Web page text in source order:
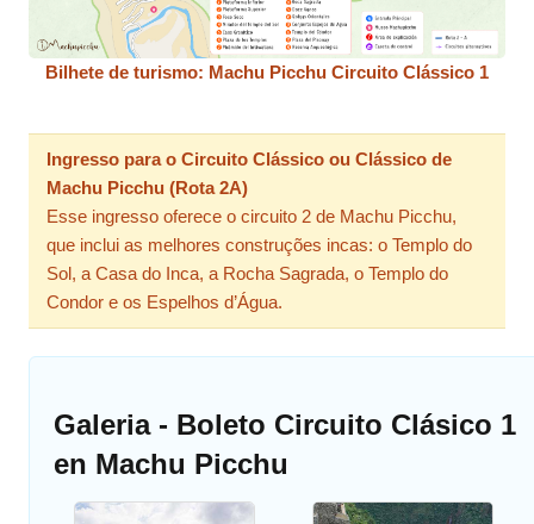
Bilhete de turismo: Machu Picchu Circuito Clássico 1
Ingresso para o Circuito Clássico ou Clássico de
Machu Picchu (Rota 2A)
Esse ingresso oferece o circuito 2 de Machu Picchu,
que inclui as melhores construções incas: o Templo do
Sol, a Casa do Inca, a Rocha Sagrada, o Templo do
Condor e os Espelhos d’Água.
Galeria - Boleto Circuito Clásico 1
en Machu Picchu